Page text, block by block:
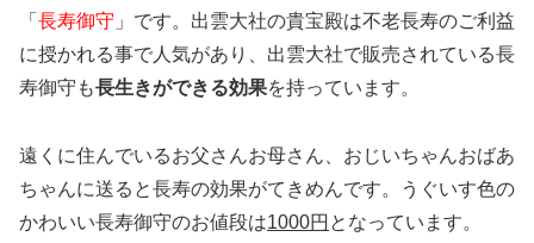
「 長寿御守 」です。出雲大社の貴宝殿は不老長寿のご利益
に授かれる事で人気があり、出雲大社で販売されている長
寿御守も長生きができる効果を持っています。
遠くに住んでいるお父さんお母さん、おじいちゃんおばあ
ちゃんに送ると長寿の効果がてきめんです。うぐいす色の
かわいい長寿御守のお値段は1000円 となっています。